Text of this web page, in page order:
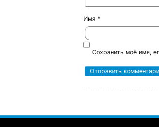
Имя *
Сохранить моё имя,